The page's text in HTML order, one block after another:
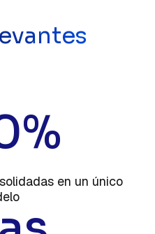
en un único